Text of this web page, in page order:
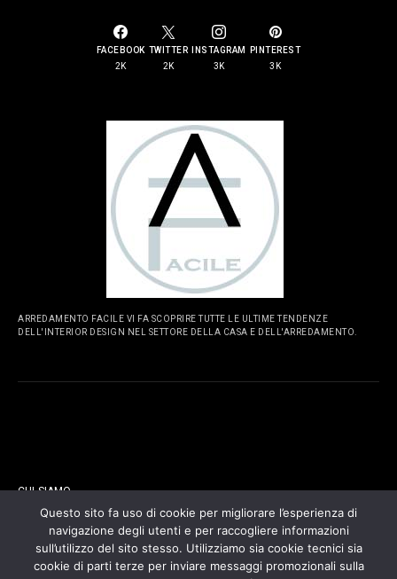
FACEBOOK
2K
TWITTER
2K
INSTAGRAM
3K
PINTEREST
3K
ARREDAMENTO FACILE VI FA SCOPRIRE TUTTE LE ULTIME TENDENZE
DELL'INTERIOR DESIGN NEL SETTORE DELLA CASA E DELL'ARREDAMENTO.
CHI SIAMO
CONTATTI
Questo sito fa uso di cookie per migliorare l’esperienza di
navigazione degli utenti e per raccogliere informazioni
sull’utilizzo del sito stesso. Utilizziamo sia cookie tecnici sia
cookie di parti terze per inviare messaggi promozionali sulla